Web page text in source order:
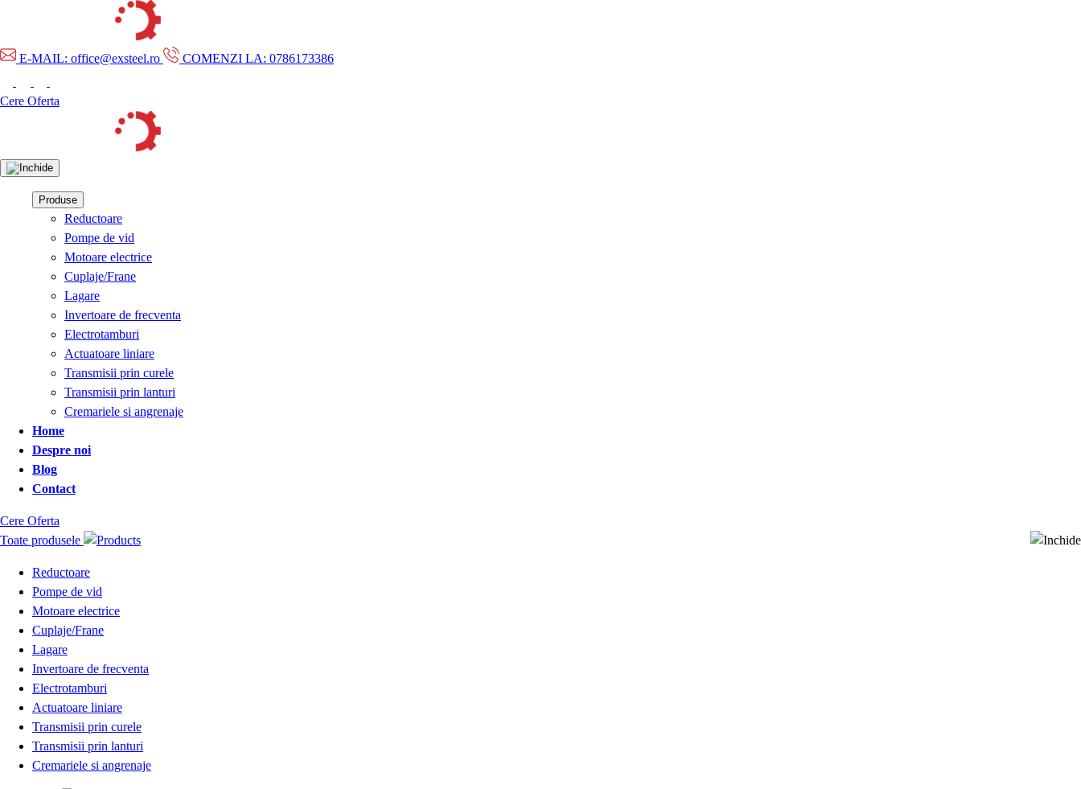
E-MAIL: office@exsteel.ro COMENZI LA: 0786173386
Cere Oferta
Produse
Reductoare
Pompe de vid
Motoare electrice
Cuplaje/Frane
Lagare
Invertoare de frecventa
Electrotamburi
Actuatoare liniare
Transmisii prin curele
Transmisii prin lanturi
Cremariele si angrenaje
Home
Despre noi
Blog
Contact
Cere Oferta
Toate produsele
Reductoare
Pompe de vid
Motoare electrice
Cuplaje/Frane
Lagare
Invertoare de frecventa
Electrotamburi
Actuatoare liniare
Transmisii prin curele
Transmisii prin lanturi
Cremariele si angrenaje